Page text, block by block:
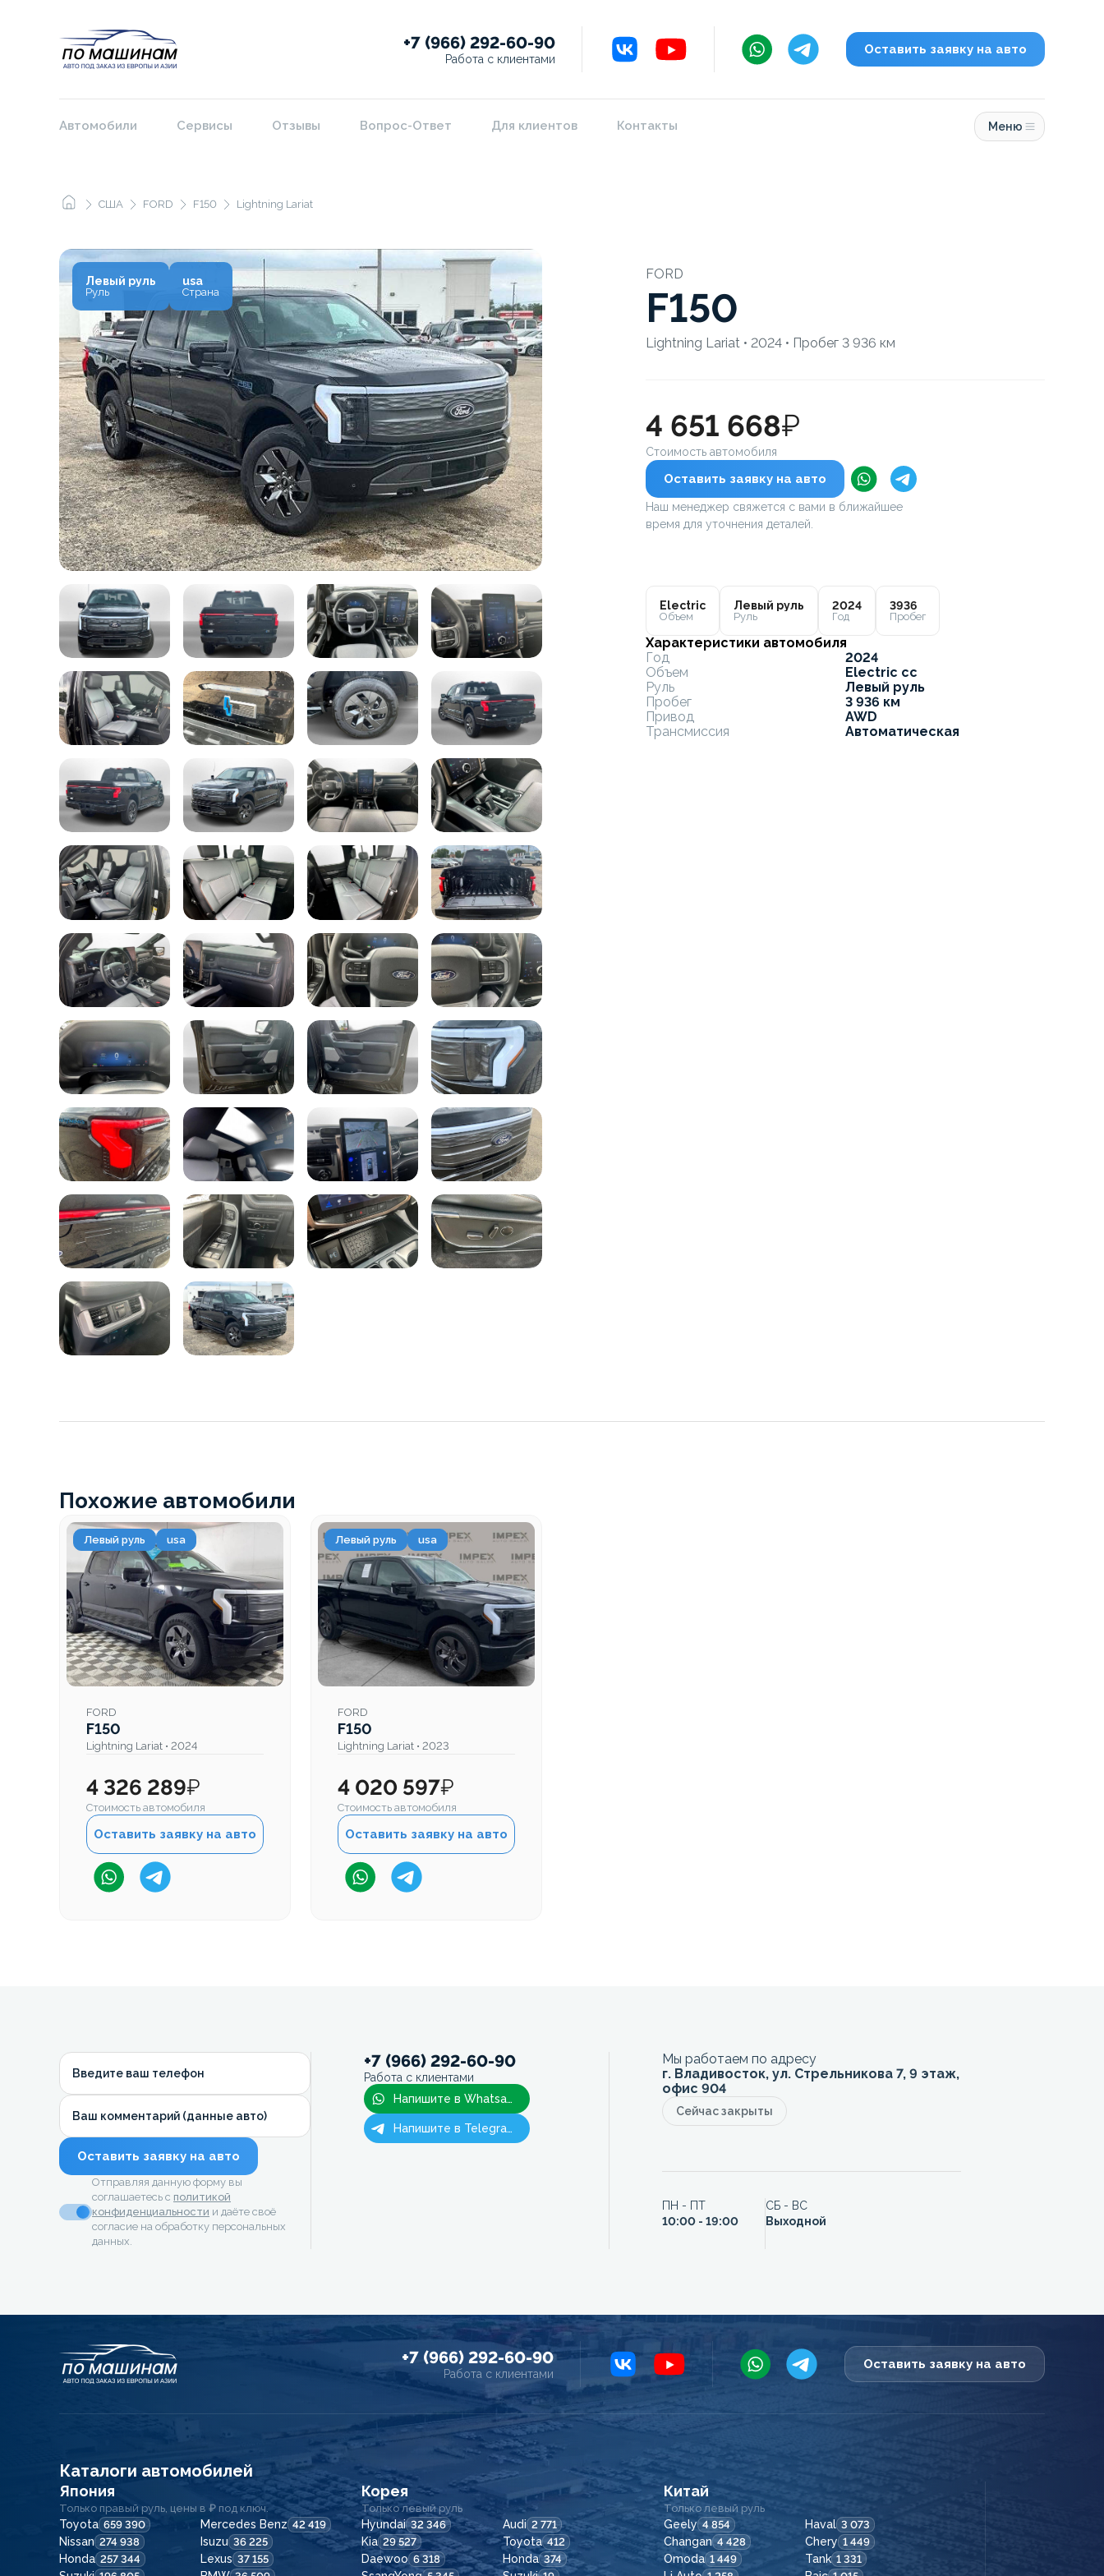
+7 (966) 292-60-90
Работа с клиентами
Оставить заявку на авто
Автомобили Сервисы Отзывы Вопрос-Ответ Для клиентов Контакты Меню
США FORD F150 Lightning Lariat
FORD
F150
Lightning Lariat • 2024 • Пробег 3 936 км
Левый руль
Руль
usa
Страна
4 651 668₽
Стоимость автомобиля
Оставить заявку на авто
Наш менеджер свяжется с вами в ближайшее
время для уточнения деталей.
Electric
Объем
Левый руль
Руль
2024
Год
3936
Пробег
Характеристики автомобиля
Год
2024
Объем
Electric cc
Руль
Левый руль
Пробег
3 936 км
Привод
AWD
Трансмиссия
Автоматическая
Похожие автомобили
Левый руль usa
FORD
F150
Lightning Lariat • 2024
4 326 289₽
Стоимость автомобиля
Оставить заявку на авто
Левый руль usa
FORD
F150
Lightning Lariat • 2023
4 020 597₽
Стоимость автомобиля
Оставить заявку на авто
Введите ваш телефон
Ваш комментарий (данные авто)
Оставить заявку на авто
Отправляя данную форму вы
соглашаетесь с политикой
конфиденциальности и даёте своё
согласие на обработку персональных
данных.
+7 (966) 292-60-90
Работа с клиентами
Напишите в Whatsapp
Напишите в Telegram
Мы работаем по адресу
г. Владивосток, ул. Стрельникова 7, 9 этаж,
офис 904
Сейчас закрыты
ПН - ПТ
10:00 - 19:00
СБ - ВС
Выходной
+7 (966) 292-60-90
Работа с клиентами
Оставить заявку на авто
Каталоги автомобилей
Япония
Только правый руль, цены в ₽ под ключ.
Toyota 659 390 Mercedes Benz 42 419
Nissan 274 938 Isuzu 36 225
Honda 257 344 Lexus 37 155
Корея
Только левый руль
Hyundai 32 346 Audi 2 771
Kia 29 527 Toyota 412
Daewoo 6 318 Honda 374
Китай
Только левый руль
Geely 4 854 Haval 3 073
Changan 4 428 Chery 1 449
Omoda 1 449 Tank 1 331